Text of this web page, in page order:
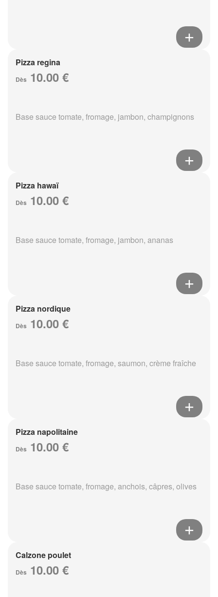
Pizza regina
Dès 10.00 €
Base sauce tomate, fromage, jambon, champignons
Pizza hawaï
Dès 10.00 €
Base sauce tomate, fromage, jambon, ananas
Pizza nordique
Dès 10.00 €
Base sauce tomate, fromage, saumon, crème fraîche
Pizza napolitaine
Dès 10.00 €
Base sauce tomate, fromage, anchois, câpres, olives
Calzone poulet
Dès 10.00 €